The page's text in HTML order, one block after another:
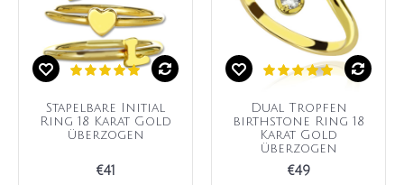
Stapelbare Initial
Ring 18 Karat Gold
überzogen
€41
Dual Tropfen
birthstone Ring 18
Karat Gold
überzogen
€49